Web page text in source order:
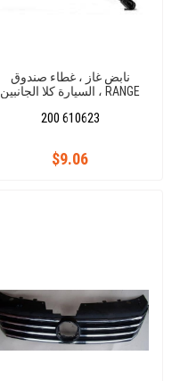
نابض غاز ، غطاء صندوق
السيارة كلا الجانبين ، RANGE
200 610623
$9.06